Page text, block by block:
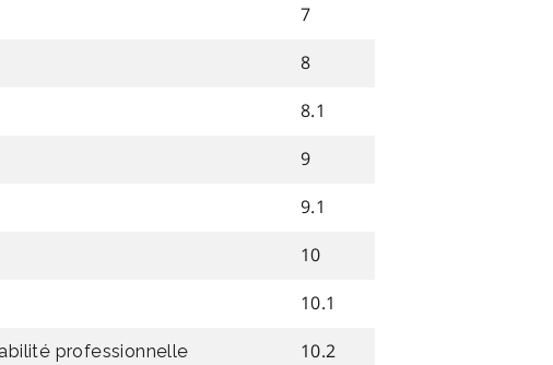
7
8
8.1
9
9.1
10
10.1
professionnelle 10.2